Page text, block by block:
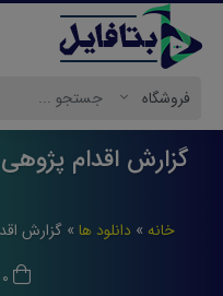
گزارش اقدام
خانه » دانلود ها » گزارش